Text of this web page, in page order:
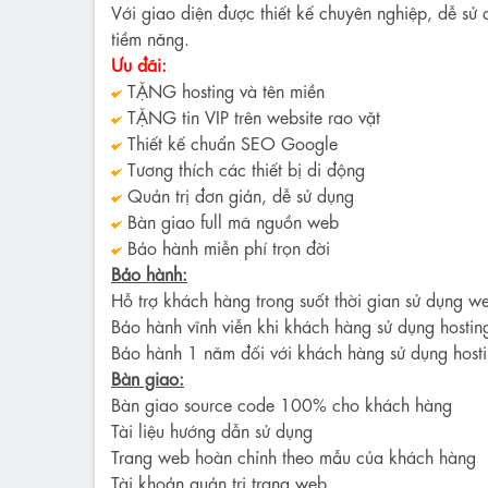
Với giao diện được thiết kế chuyên nghiệp, dễ
tiềm năng.
Ưu đãi:
TẶNG hosting và tên miền
TẶNG tin VIP trên website rao vặt
Thiết kế chuẩn SEO Google
Tương thích các thiết bị di động
Quản trị đơn giản, dễ sử dụng
Bàn giao full mã nguồn web
Bảo hành miễn phí trọn đời
Bảo hành:
Hỗ trợ khách hàng trong suốt thời gian sử dụng
Bảo hành vĩnh viễn khi khách hàng sử dụng
Bảo hành 1 năm đối với khách hàng sử dụng
Bàn giao:
Bàn giao source code 100% cho khách hàng
Tài liệu hướng dẫn sử dụng
Trang web hoàn chỉnh theo mẫu của khách hàng
Tài khoản quản trị trang web